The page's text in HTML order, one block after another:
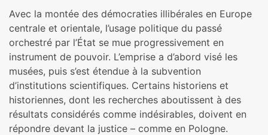
Avec la montée des démocraties illibérales en Europe
centrale et orientale, l’usage politique du passé
orchestré par l’État se mue progressivement en
instrument de pouvoir. L’emprise a d’abord visé les
musées, puis s’est étendue à la subvention
d’institutions scientifiques. Certains historiens et
historiennes, dont les recherches aboutissent à des
résultats considérés comme indésirables, doivent en
répondre devant la justice – comme en Pologne.